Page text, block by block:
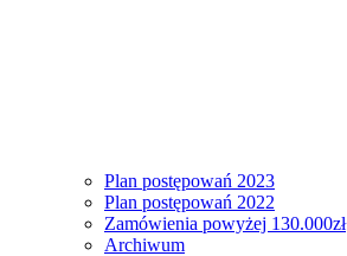
Plan postępowań 2023
Plan postępowań 2022
Zamówienia powyżej 130.000zł
Archiwum